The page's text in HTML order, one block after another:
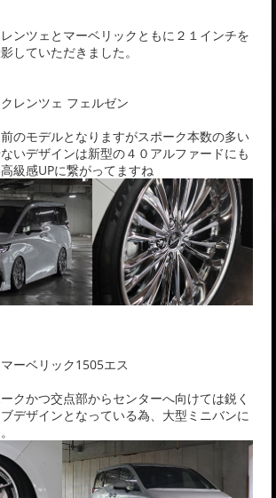
ンツェとマーベリックともに２１インチを
していただきました。
レンツェ フェルゼン
のモデルとなりますがスポーク本数の多い
いデザインは新型の４０アルファードにも
級感UPに繋がってますね
ーベリック1505エス
クかつ交点部からセンターへ向けては鋭く
デザインとなっている為、大型ミニバンに